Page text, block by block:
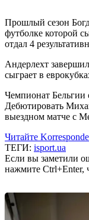
Прошлый сезон
футболке которой
отдал 4
Андерлехт
сыграет в
Чемпионат Бельгии
Дебютировать
выездном матче с
Читайте
ТЕГИ: isport.ua
Если вы заметили
нажмите Ctrl+Enter,